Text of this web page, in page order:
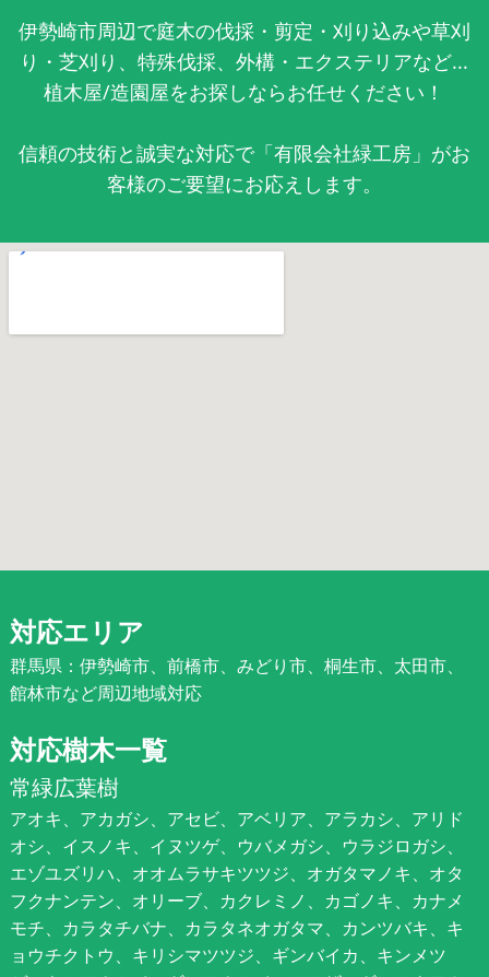
伊勢崎市周辺で庭木の伐採・剪定・刈り込みや草刈
り・芝刈り、特殊伐採、外構・エクステリアなど...
植木屋/造園屋をお探しならお任せください！
信頼の技術と誠実な対応で「有限会社緑工房」がお
客様のご要望にお応えします。
対応エリア
群馬県：伊勢崎市、前橋市、みどり市、桐生市、太田市、
館林市など周辺地域対応
対応樹木一覧
常緑広葉樹
アオキ、アカガシ、アセビ、アベリア、アラカシ、アリド
オシ、イスノキ、イヌツゲ、ウバメガシ、ウラジロガシ、
エゾユズリハ、オオムラサキツツジ、オガタマノキ、オタ
フクナンテン、オリーブ、カクレミノ、カゴノキ、カナメ
モチ、カラタチバナ、カラタネオガタマ、カンツバキ、キ
ョウチクトウ、キリシマツツジ、ギンバイカ、キンメツ